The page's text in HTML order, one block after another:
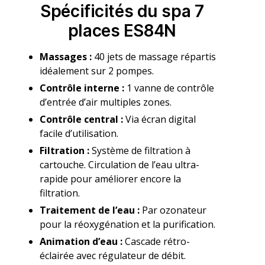
Spécificités du spa 7
places ES84N
Massages :40 jets de massage répartis
idéalement sur 2 pompes.
Contrôle interne :1 vanne de contrôle
d’entrée d’air multiples zones.
Contrôle central :Via écran digital
facile d’utilisation.
Filtration :Système de filtration à
cartouche. Circulation de l’eau ultra-
rapide pour améliorer encore la
filtration.
Traitement de l’eau :Par ozonateur
pour la réoxygénation et la purification.
Animation d’eau :Cascade rétro-
éclairée avec régulateur de débit.